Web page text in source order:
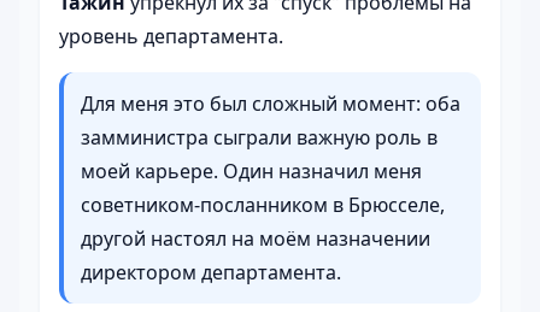
уровень департамента.
Для меня это был сложный момент: оба
замминистра сыграли важную роль в
моей карьере. Один назначил меня
советником-посланником в Брюсселе,
другой настоял на моём назначении
директором департамента.